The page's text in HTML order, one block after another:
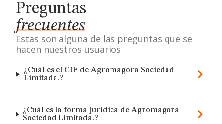
Preguntas
frecuentes
Estas son alguna de las preguntas que se
hacen nuestros usuarios
¿Cuál es el CIF de Agromagora Sociedad
Limitada.?
¿Cuál es la forma jurídica de Agromagora
Sociedad Limitada.?